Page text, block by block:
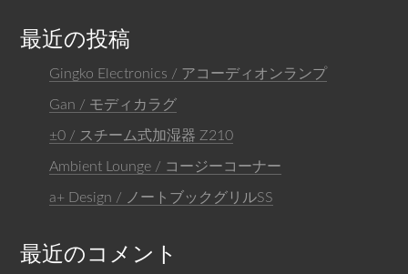
最近の投稿
Gingko Electronics / アコーディオンランプ
Gan / モディカラグ
±0 / スチーム式加湿器 Z210
Ambient Lounge / コージーコーナー
a+ Design / ノートブックグリルSS
最近のコメント